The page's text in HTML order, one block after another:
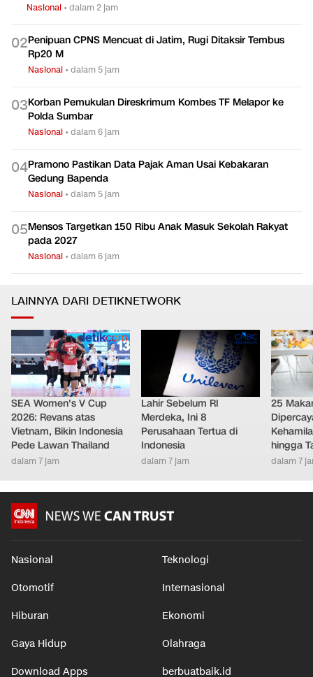
Nasional •dalam 2 jam
02Penipuan CPNS Mencuat di Jatim, Rugi Ditaksir Tembus
Rp20 M
Nasional •dalam 5 jam
03Korban Pemukulan Direskrimum Kombes TF Melapor ke
Polda Sumbar
Nasional •dalam 6 jam
04Pramono Pastikan Data Pajak Aman Usai Kebakaran
Gedung Bapenda
Nasional •dalam 5 jam
05Mensos Targetkan 150 Ribu Anak Masuk Sekolah Rakyat
pada 2027
Nasional •dalam 6 jam
LAINNYA DARI DETIKNETWORK
SEA Women's V Cup
2026: Revans atas
Vietnam, Bikin Indonesia
Pede Lawan Thailand
dalam 7 jam
Lahir Sebelum RI
Merdeka, Ini 8
Perusahaan Tertua di
Indonesia
dalam 7 jam
25
hingga
dalam 7
Nasional Teknologi
Otomotif Internasional
Hiburan Ekonomi
Gaya Hidup Olahraga
Download Apps berbuatbaik.id